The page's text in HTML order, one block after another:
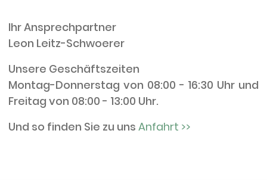
Ihr Ansprechpartner
Leon Leitz-Schwoerer
Unsere Geschäftszeiten
Montag-Donnerstag von 08:00 - 16:30 Uhr und
Freitag von 08:00 - 13:00 Uhr.
Und so finden Sie zu uns Anfahrt >>